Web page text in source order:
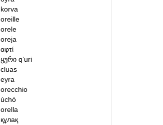
korva
oreille
orele
oreja
αφτί
ყურიqʼuri
cluas
eyra
orecchio
ùchò
orella
құлақ